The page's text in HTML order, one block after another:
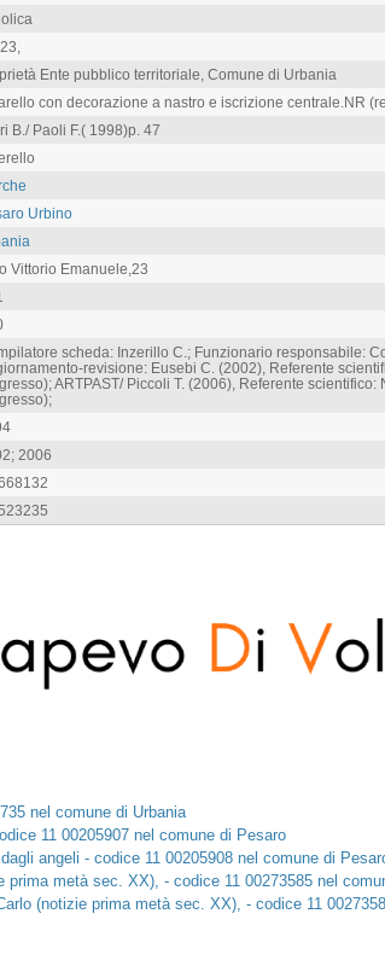
Ente pubblico territoriale, Comune di Urbania
con decorazione a nastro e iscrizione centrale.NR
B./ Paoli F.( 1998)p. 47
Urbino
Vittorio Emanuele,23
scheda: Inzerillo C.; Funzionario responsabile:
revisione: Eusebi C. (2002), Referente
ARTPAST/ Piccoli T. (2006), Referente scientifico:
2006
nel comune di Urbania
11 00205907 nel comune di Pesaro
angeli - codice 11 00205908 nel comune di
prima metà sec. XX), - codice 11 00273585 nel
(notizie prima metà sec. XX), - codice 11